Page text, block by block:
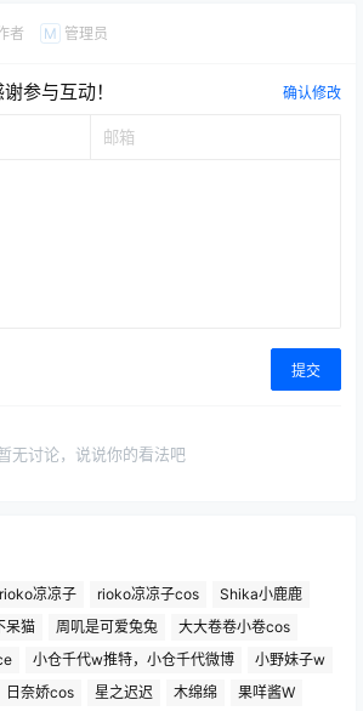
者 M 管理员
参与互动！ 确认修改
提交
无讨论，说说你的看法吧
rioko凉凉子 rioko凉凉子cos
Shika小鹿鹿
呆猫 周叽是可爱兔兔
大大卷卷小卷cos
小仓千代w推特，小仓千代微博
小野妹子w
日奈娇cos 星之迟迟 木绵绵 果咩酱W